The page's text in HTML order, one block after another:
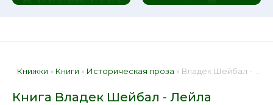
Книжки » Книги » Историческая проза » Владек Шейбал - Лейла Элораби Салем 📕 - Книга онлайн бесплатно
Книга Владек Шейбал - Лейла